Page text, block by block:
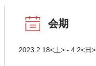
会期
2023.2.18<土> - 4.2<日>